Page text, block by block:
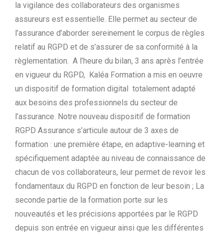
la vigilance des collaborateurs des organismes
assureurs est essentielle. Elle permet au secteur de
l’assurance d’aborder sereinement le corpus de règles
relatif au RGPD et de s’assurer de sa conformité à la
règlementation. A l’heure du bilan, 3 ans après l’entrée
en vigueur du RGPD, Kaléa Formation a mis en oeuvre
un dispositif de formation digital totalement adapté
aux besoins des professionnels du secteur de
l’assurance. Notre nouveau dispositif de formation
RGPD Assurance s’articule autour de 3 axes de
formation : une première étape, en adaptive-learning et
spécifiquement adaptée au niveau de connaissance de
chacun de vos collaborateurs, leur permet de revoir les
fondamentaux du RGPD en fonction de leur besoin ; La
seconde partie de la formation porte sur les
nouveautés et les précisions apportées par le RGPD
depuis son entrée en vigueur ainsi que les différentes